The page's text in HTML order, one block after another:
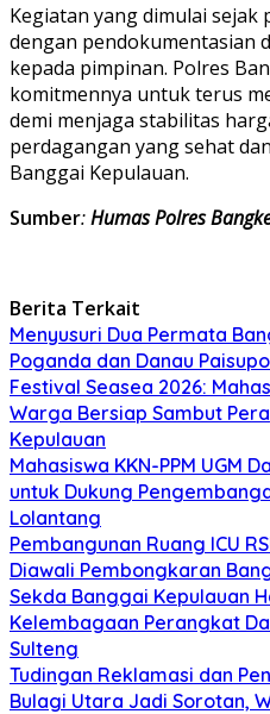
Kegiatan yang dimulai sejak
dengan pendokumentasian
kepada pimpinan. Polres
komitmennya untuk terus
demi menjaga stabilitas
perdagangan yang sehat
Banggai Kepulauan.
Sumber:Humas Polres
Berita Terkait
Menyusuri Dua Permata
Poganda dan Danau
Festival Seasea 2026:
Warga Bersiap Sambut
Kepulauan
Mahasiswa KKN-PPM UGM
untuk Dukung
Lolantang
Pembangunan Ruang ICU
Diawali Pembongkaran
Sekda Banggai Kepulauan
Kelembagaan Perangkat
Sulteng
Tudingan Reklamasi dan
Bulagi Utara Jadi Sorotan,